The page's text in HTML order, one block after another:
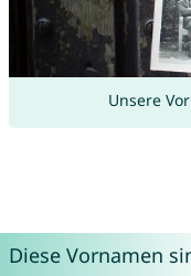
Unsere
Diese Vornamen